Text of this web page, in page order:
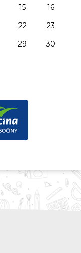
15
16
22
23
29
30